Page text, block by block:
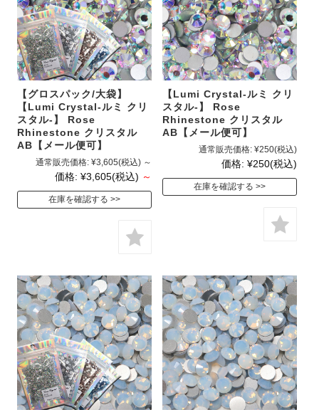
【グロスパック/大袋】
【Lumi Crystal-ルミ クリ
スタル-】 Rose
Rhinestone クリスタル
AB【メール便可】
通常販売価格: ¥3,605(税込) ～
価格: ¥3,605(税込) ～
在庫を確認する
【Lumi Crystal-ルミ クリ
スタル-】 Rose
Rhinestone クリスタル
AB【メール便可】
通常販売価格: ¥250(税込)
価格: ¥250(税込)
在庫を確認する